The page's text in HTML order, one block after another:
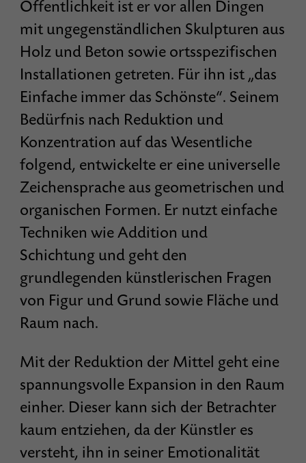
Öffentlichkeit ist er vor allen Dingen
mit ungegenständlichen Skulpturen aus
Holz und Beton sowie ortsspezifischen
Installationen getreten. Für ihn ist „das
Einfache immer das Schönste“. Seinem
Bedürfnis nach Reduktion und
Konzentration auf das Wesentliche
folgend, entwickelte er eine universelle
Zeichensprache aus geometrischen und
organischen Formen. Er nutzt einfache
Techniken wie Addition und
Schichtung und geht den
grundlegenden künstlerischen Fragen
von Figur und Grund sowie Fläche und
Raum nach.
Mit der Reduktion der Mittel geht eine
spannungsvolle Expansion in den Raum
einher. Dieser kann sich der Betrachter
kaum entziehen, da der Künstler es
versteht, ihn in seiner Emotionalität